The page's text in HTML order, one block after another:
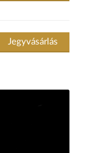
Jegyvásárlás